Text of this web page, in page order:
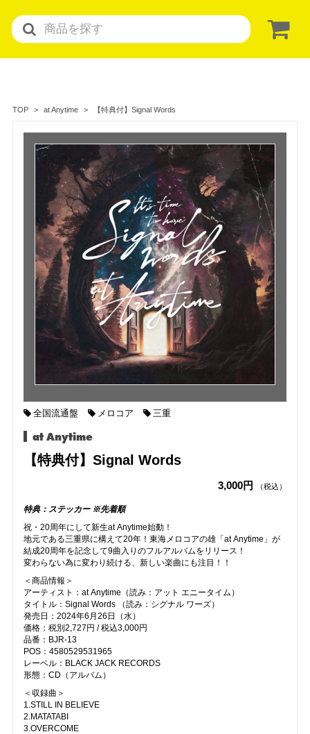
TOP at Anytime 【特典付】Signal Words
全国流通盤 メロコア 三重
at Anytime
【特典付】Signal Words
3,000円 （税込）
特典：ステッカー ※先着順
祝・20周年にして新生at Anytime始動！
地元である三重県に構えて20年！東海メロコアの雄「at Anytime」が
結成20周年を記念して9曲入りのフルアルバムをリリース！
変わらない為に変わり続ける、新しい楽曲にも注目！！
＜商品情報＞
アーティスト：at Anytime（読み：アット エニータイム）
タイトル：Signal Words （読み：シグナル ワーズ）
発売日：2024年6月26日（水）
価格：税別2,727円 / 税込3,000円
品番：BJR-13
POS：4580529531965
レーベル：BLACK JACK RECORDS
形態：CD（アルバム）
＜収録曲＞
1.STILL IN BELIEVE
2.MATATABI
3.OVERCOME